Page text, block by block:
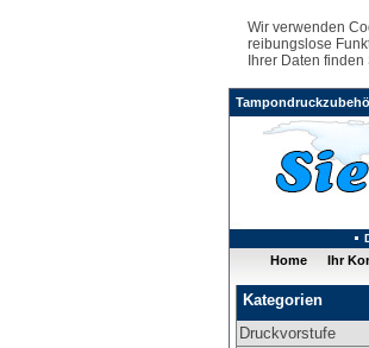
Wir verwenden
reibungslose
Ihrer Daten
Home Ihr
Kategorien
Druckvorstufe